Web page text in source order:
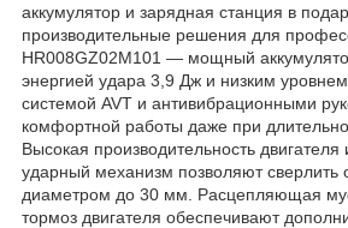
аккумулятор и зарядная станция в
производительные решения для
HR008GZ02M101 — мощный
энергией удара 3,9 Дж и низким
системой AVT и антивибрационными
комфортной работы даже при
Высокая производительность
ударный механизм позволяют сверлить
диаметром до 30 мм. Расцепляющая
тормоз двигателя обеспечивают